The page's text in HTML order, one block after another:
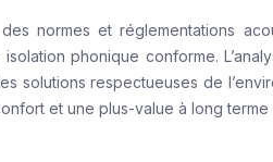
normes et réglementations
isolation phonique conforme.
solutions respectueuses de
et une plus-value à long